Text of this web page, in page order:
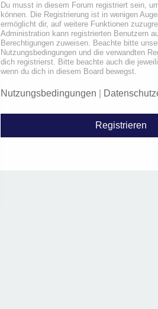
Du musst in diesem Forum registriert sein,
können. Die Registrierung ist in wenigen
ermöglicht dir, auf weitere Funktionen
Administration kann registrierten Benutzern
Berechtigungen zuweisen. Beachte bitte
Nutzungsbedingungen und die verwandten
dich registrierst. Bitte beachte auch die
wenn du dich in diesem Board bewegst.
Nutzungsbedingungen
Registrieren